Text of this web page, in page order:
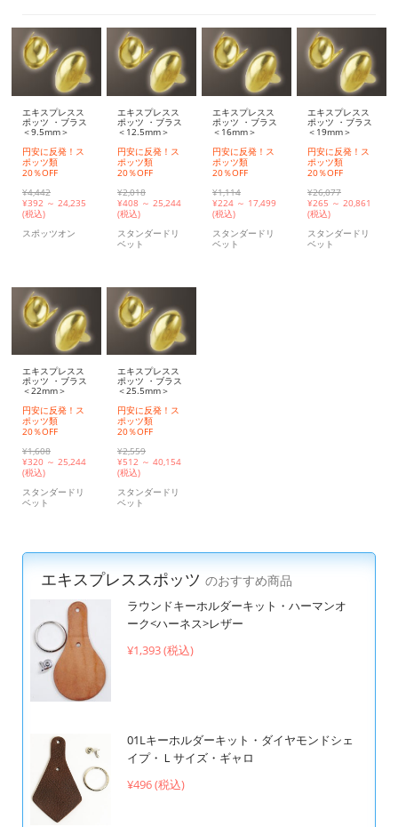
エキスプレスス
ポッツ ・ブラス
＜9.5mm＞
円安に反発！ス
ポッツ類
20％OFF
¥4,442
¥392 ～ 24,235
(税込)
スポッツオン
エキスプレスス
ポッツ ・ブラス
＜12.5mm＞
円安に反発！ス
ポッツ類
20％OFF
¥2,018
¥408 ～ 25,244
(税込)
スタンダードリ
ベット
エキスプレスス
ポッツ ・ブラス
＜16mm＞
円安に反発！ス
ポッツ類
20％OFF
¥1,114
¥224 ～ 17,499
(税込)
スタンダードリ
ベット
エキスプレスス
ポッツ ・ブラス
＜19mm＞
円安に反発！ス
ポッツ類
20％OFF
¥26,077
¥265 ～ 20,861
(税込)
スタンダードリ
ベット
エキスプレスス
ポッツ ・ブラス
＜22mm＞
円安に反発！ス
ポッツ類
20％OFF
¥1,608
¥320 ～ 25,244
(税込)
スタンダードリ
ベット
エキスプレスス
ポッツ ・ブラス
＜25.5mm＞
円安に反発！ス
ポッツ類
20％OFF
¥2,559
¥512 ～ 40,154
(税込)
スタンダードリ
ベット
エキスプレススポッツ のおすすめ商品
ラウンドキーホルダーキット・ハーマンオ
ーク<ハーネス>レザー
¥1,393 (税込)
01Lキーホルダーキット・ダイヤモンドシェ
イプ・Ｌサイズ・ギャロ
¥496 (税込)